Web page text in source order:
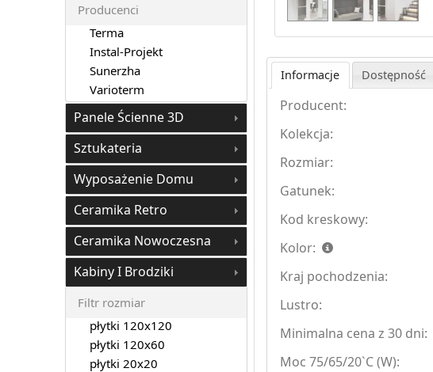
Informacje Dostępność
Producent:
Kolekcja:
Rozmiar:
Gatunek:
Kod kreskowy:
Kolor:
Kraj pochodzenia:
Lustro:
Minimalna cena z 30 dni:
Moc 75/65/20`C (W):
Producenci
Terma
Instal-Projekt
Sunerzha
Varioterm
Panele Ścienne 3D
Sztukateria
Wyposażenie Domu
Ceramika Retro
Ceramika Nowoczesna
Kabiny I Brodziki
Filtr rozmiar
płytki 120x120
płytki 120x60
płytki 20x20